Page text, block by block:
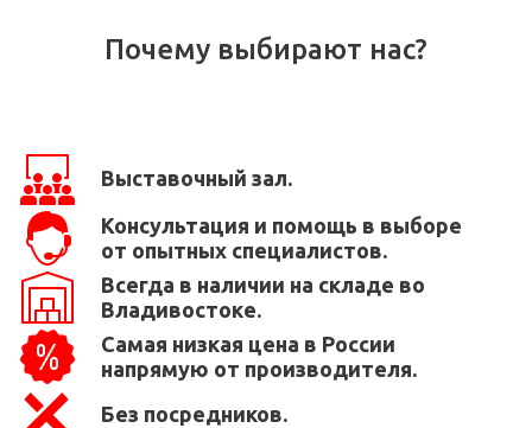
Почему выбирают нас?
Выставочный зал.
Консультация и помощь в выборе
от опытных специалистов.
Всегда в наличии на складе во
Владивостоке.
Самая низкая цена в России
напрямую от производителя.
Без посредников.